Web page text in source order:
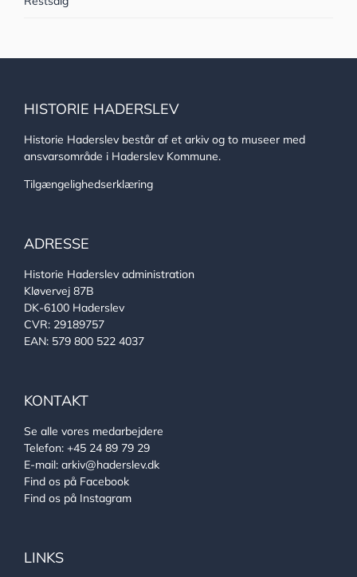
HISTORIE HADERSLEV
Historie Haderslev består af et arkiv og to museer med
ansvarsområde i Haderslev Kommune.
Tilgængelighedserklæring
ADRESSE
Historie Haderslev administration
Kløvervej 87B
DK-6100 Haderslev
CVR: 29189757
EAN: 579 800 522 4037
KONTAKT
Se alle vores medarbejdere
Telefon: +45 24 89 79 29
E-mail: arkiv@haderslev.dk
Find os på Facebook
Find os på Instagram
LINKS